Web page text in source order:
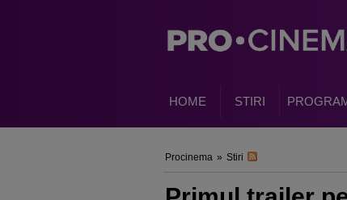
HOME STIRI
Procinema » Stiri